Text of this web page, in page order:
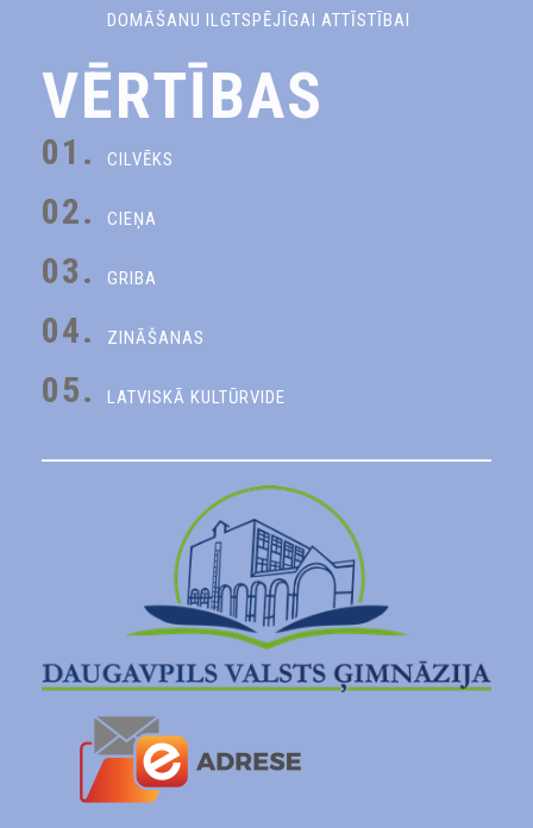
DOMĀŠANU ILGTSPĒJĪGAI ATTĪSTĪBAI
VĒRTĪBAS
01. CILVĒKS
02. CIEŅA
03. GRIBA
04. ZINĀŠANAS
05. LATVISKĀ KULTŪRVIDE